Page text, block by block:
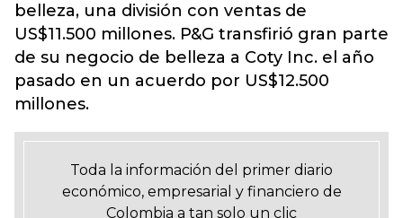
belleza, una división con ventas de
US$11.500 millones. P&G transfirió gran parte
de su negocio de belleza a Coty Inc. el año
pasado en un acuerdo por US$12.500
millones.
Toda la información del primer diario
económico, empresarial y financiero de
Colombia a tan solo un clic